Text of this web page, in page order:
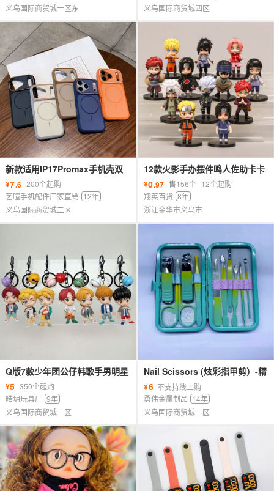
义乌国际商贸城一区东
义乌国际商贸城四区
新款适用IP17Promax手机壳双
色魅影磁吸大视窗iP16磨砂15保
护套
¥7.6 200个起购
艺暄手机配件厂家直销 12年
义乌国际商贸城二区
12款火影手办摆件鸣人佐助卡卡
西二次元动漫周边玩具公仔礼品
批发
¥0.97 售156个 12个起购
翔英百货 8年
浙江金华市义乌市
Q版7款少年团公仔韩歌手男明星
偶像模型手办扭蛋娃娃机钥匙扣
挂件
¥5 350个起购
皓玥玩具厂 9年
义乌国际商贸城一区
Nail Scissors (炫彩指甲剪）-精
品7件套、9件套、10件套、12件
套
¥6 不支持线上购
勇伟金属制品 14年
义乌国际商贸城二区